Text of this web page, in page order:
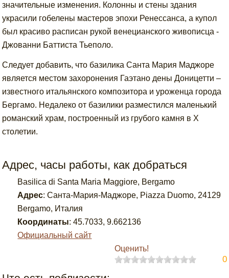
значительные изменения. Колонны и стены здания
украсили гобелены мастеров эпохи Ренессанса, а купол
был красиво расписан рукой венецианского живописца -
Джованни Баттиста Тьеполо.
Следует добавить, что базилика Санта Мария Маджоре
является местом захоронения Гаэтано дены Доницетти –
известного итальянского композитора и уроженца города
Бергамо. Недалеко от базилики разместился маленький
романский храм, построенный из грубого камня в X
столетии.
Адрес, часы работы, как добраться
Basilica di Santa Maria Maggiore, Bergamo
Адрес:Санта-Мария-Маджоре, Piazza Duomo, 24129
Bergamo, Италия
Координаты: 45.7033,9.662136
Официальный сайт
Оценить!
0